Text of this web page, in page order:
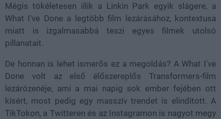
Mégis tökéletesen illik a Linkin Park egyik slágere, a
What I've Done a legtöbb film lezárásához, kontextusa
miatt is izgalmasabbá teszi egyes filmek utolsó
pillanatait.
De honnan is lehet ismerős ez a megoldás? A What I've
Done volt az első élőszereplős Transformers-film
lezárózenéje, ami a mai napig sok ember fejében ott
kísért, most pedig egy masszív trendet is elindított. A
TikTokon, a Twitteren és az Instagramon is nagyot megy